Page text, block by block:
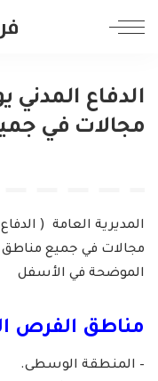
الدفاع
مجالات في
المديرية العامة (
مجالات في جميع
الموضحة في الأسفل
مناطق الفرص
– المنطقة الوسطى.